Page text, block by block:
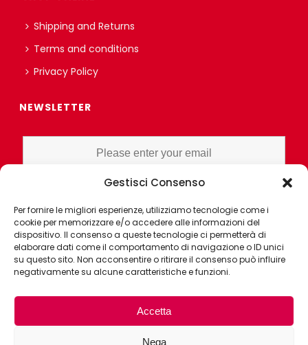
Gestisci Consenso
Per fornire le migliori esperienze, utilizziamo tecnologie come i
cookie per memorizzare e/o accedere alle informazioni del
dispositivo. Il consenso a queste tecnologie ci permetterà di
elaborare dati come il comportamento di navigazione o ID unici
su questo sito. Non acconsentire o ritirare il consenso può influire
negativamente su alcune caratteristiche e funzioni.
Accetta
Nega
Shipping and Returns
Terms and conditions
Privacy Policy
NEWSLETTER
THE REGULATION AND GRANT CONSENT FOR PROFILING OR
MARKET RESEARCH PURPOSES ALSO WITH THE AID OF
ELECTRONIC INSTRUMENTS, AIMED AT ANALYZING HABITS OR
CONSUMER CHOICES OF THE INTERESTED PARTY